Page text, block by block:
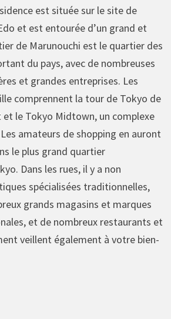
est située sur le site de
et est entourée d’un grand et
de Marunouchi est le quartier des
du pays, avec de nombreuses
et grandes entreprises. Les
comprennent la tour de Tokyo de
le Tokyo Midtown, un complexe
amateurs de shopping en auront
le plus grand quartier
Dans les rues, il y a non
spécialisées traditionnelles,
grands magasins et marques
et de nombreux restaurants et
veillent également à votre bien-